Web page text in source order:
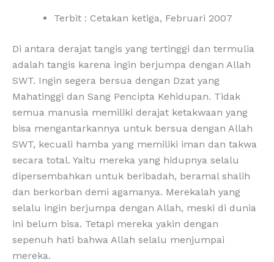
Terbit : Cetakan ketiga, Februari 2007
Di antara derajat tangis yang tertinggi dan termulia
adalah tangis karena ingin berjumpa dengan Allah
SWT. Ingin segera bersua dengan Dzat yang
Mahatinggi dan Sang Pencipta Kehidupan. Tidak
semua manusia memiliki derajat ketakwaan yang
bisa mengantarkannya untuk bersua dengan Allah
SWT, kecuali hamba yang memiliki iman dan takwa
secara total. Yaitu mereka yang hidupnya selalu
dipersembahkan untuk beribadah, beramal shalih
dan berkorban demi agamanya. Merekalah yang
selalu ingin berjumpa dengan Allah, meski di dunia
ini belum bisa. Tetapi mereka yakin dengan
sepenuh hati bahwa Allah selalu menjumpai
mereka.